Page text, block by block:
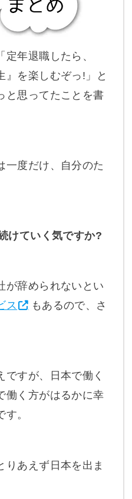
年退職したら、
』を楽しむぞっ!」と
と思ってたことを書
一度だけ、自分のた
けていく気ですか?
が辞められないとい
ス
もあるので、さ
ですが、日本で働く
働く方がはるかに幸
。
りあえず日本を出ま